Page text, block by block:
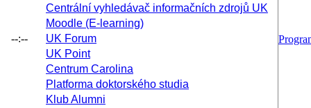
--:--
Centrální vyhledávač informačních zdrojů UK
Moodle (E-learning)
UK Forum
UK Point
Centrum Carolina
Platforma doktorského studia
Klub Alumni